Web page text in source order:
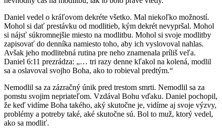
Daniel vedel o kráľovom dekréte všetko. Mal niekoľko možností.
Mohol si dať prestávku od modlitieb, kým dekrét nevypršal. Mohol
si nájsť súkromnejšie miesto na modlitbu. Mohol si svoje modlitby
zapisovať do denníka namiesto toho, aby ich vyslovoval nahlas.
Avšak jeho modlitebná rutina pre neho znamenala príliš veľa.
Daniel 6:11 prezrádza: „… tri razy denne kľakol na kolená, modlil
sa a oslavoval svojho Boha, ako to robieval predtým.“
Nemodlil sa za zázračný únik pred trestom smrti. Nemodlil sa za
pomstu svojim nepriateľom. Vzdával Bohu vďaku. Daniel pochopil,
že keď vidíme Boha takého, aký skutočne je, vidíme aj svoje výzvy,
problémy a potreby také, aké skutočne sú. Bol to muž, ktorý vedel,
ako sa modliť.